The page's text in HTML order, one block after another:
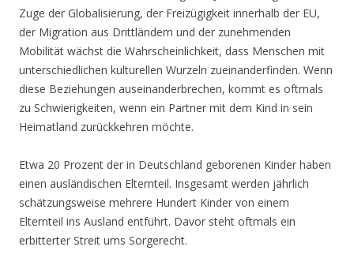
Zuge der Globalisierung, der Freizügigkeit innerhalb der EU,
der Migration aus Drittländern und der zunehmenden
Mobilität wächst die Wahrscheinlichkeit, dass Menschen mit
unterschiedlichen kulturellen Wurzeln zueinanderfinden. Wenn
diese Beziehungen auseinanderbrechen, kommt es oftmals
zu Schwierigkeiten, wenn ein Partner mit dem Kind in sein
Heimatland zurückkehren möchte.
Etwa 20 Prozent der in Deutschland geborenen Kinder haben
einen ausländischen Elternteil. Insgesamt werden jährlich
schätzungsweise mehrere Hundert Kinder von einem
Elternteil ins Ausland entführt. Davor steht oftmals ein
erbitterter Streit ums Sorgerecht.